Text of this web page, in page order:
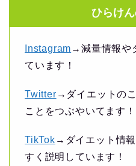
ひらけ
Instagram →減量情報や
ています！
Twitter →ダイエットの
ことをつぶやいてます！
TikTok →ダイエット情
すく説明しています！